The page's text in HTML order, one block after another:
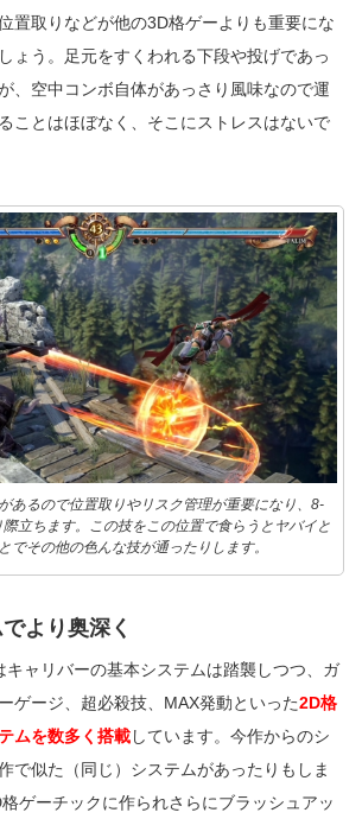
置取りなどが他の3D格ゲーよりも重要にな
ょう。足元をすくわれる下段や投げであっ
、空中コンボ自体があっさり風味なので運
ことはほぼなく、そこにストレスはないで
あるので位置取りやリスク管理が重要になり、8-
立ちます。この技をこの位置で食らうとヤバイと
でその他の色んな技が通ったりします。
より奥深く
キャリバーの基本システムは踏襲しつつ、ガ
ゲージ、超必殺技、MAX発動といった2D格
ムを数多く搭載しています。今作からのシ
で似た（同じ）システムがあったりもしま
ゲーチックに作られさらにブラッシュアッ